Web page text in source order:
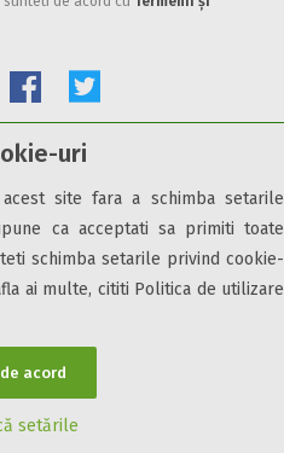
uri
site fara a schimba setarile
ca acceptati sa primiti toate
schimba setarile privind cookie-
ai multe, cititi Politica de utilizare
acord
setările
Parteneri Cazare7 Harta Cazare7